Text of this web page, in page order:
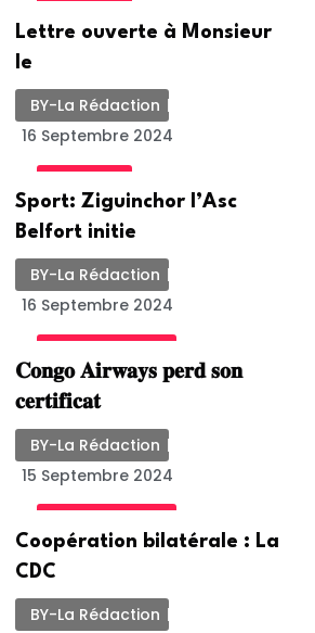
Lettre ouverte à Monsieur
le
BY-La Rédaction
16 Septembre 2024
Sport: Ziguinchor l’Asc
Belfort initie
BY-La Rédaction
16 Septembre 2024
𝐂𝐨𝐧𝐠𝐨 𝐀𝐢𝐫𝐰𝐚𝐲𝐬 𝐩𝐞𝐫𝐝 𝐬𝐨𝐧
𝐜𝐞𝐫𝐭𝐢𝐟𝐢𝐜𝐚𝐭
BY-La Rédaction
15 Septembre 2024
Coopération bilatérale : La
CDC
BY-La Rédaction